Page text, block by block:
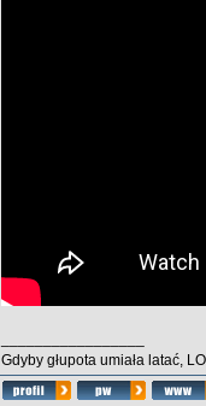
Gdyby głupota umiała latać,